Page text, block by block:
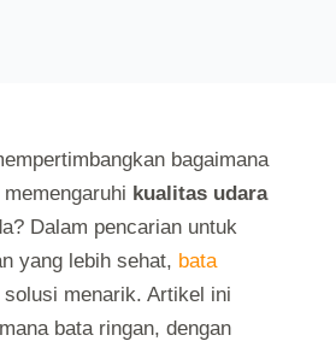
bagaimana
kualitas udara
Dalam pencarian untuk
yang lebih sehat, bata
menarik. Artikel ini
bata ringan, dengan